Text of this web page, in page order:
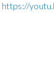
https://